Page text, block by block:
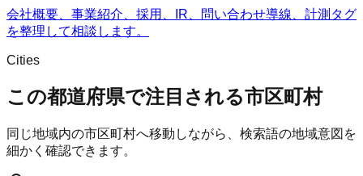
会社概要、事業紹介、採用、IR、問い合わせ導線、計測タグ
を整理して相談します。
Cities
この都道府県で注目される市区町村
同じ地域内の市区町村へ移動しながら、検索語の地域意図を
細かく確認できます。